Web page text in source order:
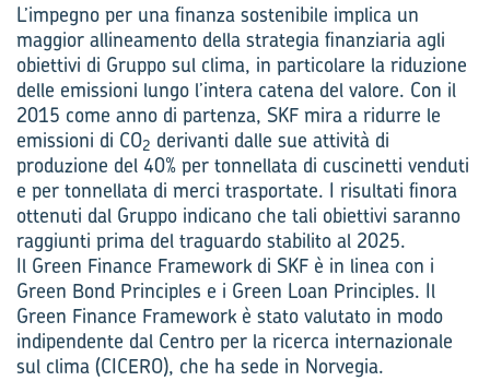
L’impegno per una finanza sostenibile implica un
maggior allineamento della strategia finanziaria agli
obiettivi di Gruppo sul clima, in particolare la riduzione
delle emissioni lungo l’intera catena del valore. Con il
2015 come anno di partenza, SKF mira a ridurre le
emissioni di CO2 derivanti dalle sue attività di
produzione del 40% per tonnellata di cuscinetti venduti
e per tonnellata di merci trasportate. I risultati finora
ottenuti dal Gruppo indicano che tali obiettivi saranno
raggiunti prima del traguardo stabilito al 2025.
Il Green Finance Framework di SKF è in linea con i
Green Bond Principles e i Green Loan Principles. Il
Green Finance Framework è stato valutato in modo
indipendente dal Centro per la ricerca internazionale
sul clima (CICERO), che ha sede in Norvegia.